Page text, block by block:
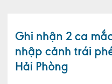
Đội
Cơ
Ghi nhận 2 ca
nhập cảnh trái
Hải Phòng